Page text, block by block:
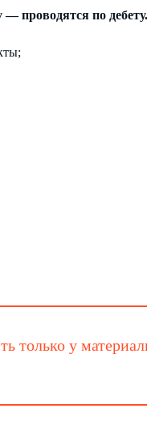
проводятся по
только у